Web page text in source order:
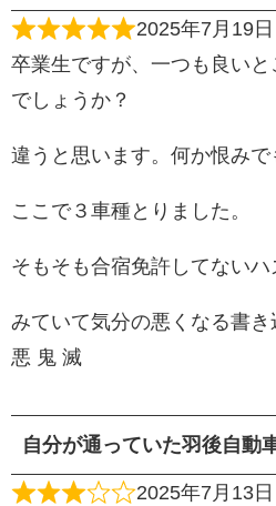
2025年7月19日
卒業生ですが、一つも良い
でしょうか？
違うと思います。何か恨みで
ここで３車種とりました。
そもそも合宿免許してないハ
みていて気分の悪くなる書き
悪 鬼 滅
自分が通っていた羽後自動
2025年7月13日